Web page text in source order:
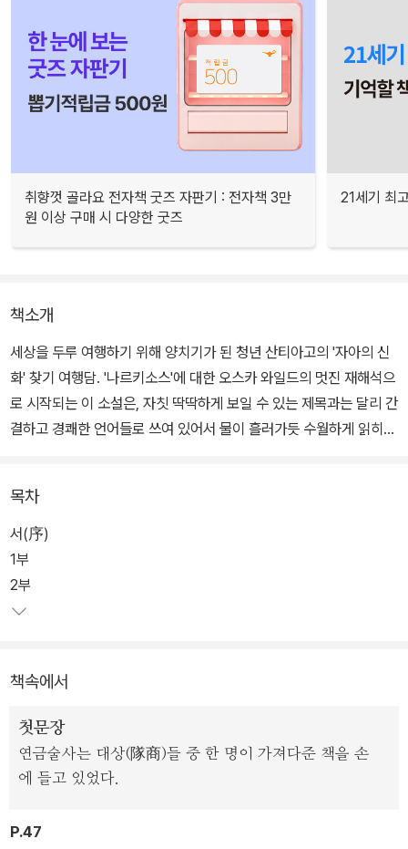
취향껏 골라요 전자책 굿즈 자판기 : 전자책 3만
원 이상 구매 시 다양한 굿즈
21세기 최
책소개
세상을 두루 여행하기 위해 양치기가 된 청년 산티아고의 '자아의 신
화' 찾기 여행담. '나르키소스'에 대한 오스카 와일드의 멋진 재해석으
로 시작되는 이 소설은, 자칫 딱딱하게 보일 수 있는 제목과는 달리 간
결하고 경쾌한 언어들로 쓰여 있어서 물이 흘러가듯 수월하게 읽히는
자신이 진정으로 원하는 것이 무엇인지 아는 사람이 세상에 얼마나
될까? 또 안다고 해도, 그 꿈을 포기하지 않고 끝까지 밀고 나갈 수 있
는 의지와 끈기를 지닌 사람은 몇명이나 될는지. 지은이는 이 책 안에
서, 사람이 무엇인가를 간절히 바라고 또 바라면 반드시 그 소망이 이
루어진다고 확신에 찬 어조로 말하고 있다.
이 삼아 기약없는 여정에 뛰어들고, 마침내 자신이 바라던 것을 손에
아 전보다 더 나은 삶으로 전화하는 것, 바로 그 과정을 가리키는 것이
다.
목차
서(序)
1부
2부
책속에서
첫문장
연금술사는 대상(隊商)들 중 한 명이 가져다준 책을 손
에 들고 있었다.
P.47